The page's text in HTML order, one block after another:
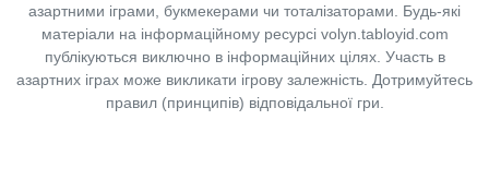
азартними іграми, букмекерами чи тоталізаторами. Будь-які
матеріали на інформаційному ресурсі volyn.tabloyid.com
публікуються виключно в інформаційних цілях. Участь в
азартних іграх може викликати ігрову залежність. Дотримуйтесь
правил (принципів) відповідальної гри.